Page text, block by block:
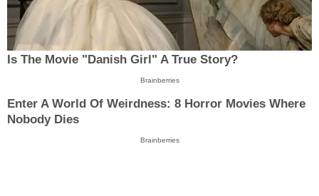
Is The Movie "Danish Girl" A True Story?
Brainberries
Enter A World Of Weirdness: 8 Horror Movies Where
Nobody Dies
Brainberries